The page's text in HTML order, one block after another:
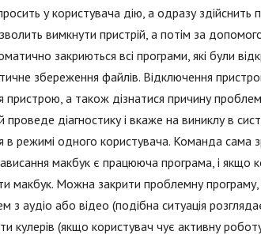
у користувача дію, а одразу
вимкнути пристрій, а потім за
закриються всі програми, які були
збереження файлів. Відключення
пристрою, а також дізнатися причину
проведе діагностику і вкаже на виниклу в
в режимі одного користувача. Команда сама
макбук є працююча програма, і якщо
макбук. Можна закрити проблемну
з аудіо або відео (подібна ситуація
кулерів (якщо користувач чує активну